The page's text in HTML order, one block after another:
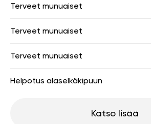
Terveet munuaiset
Terveet munuaiset
Terveet munuaiset
Helpotus alaselkäkipuun
Katso lisää